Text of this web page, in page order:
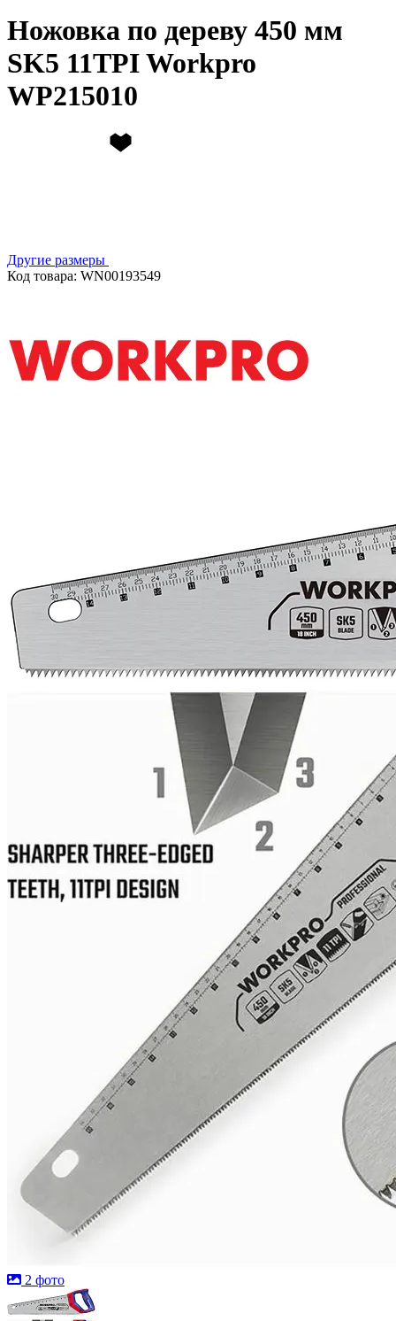
Ножовка по дереву 450 мм
SK5 11TPI Workpro
WP215010
Другие размеры
Код товара: WN00193549
2 фото